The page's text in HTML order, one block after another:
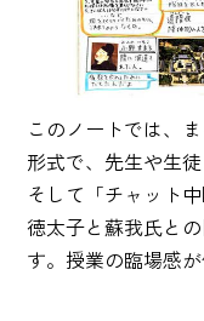
このノートでは、
形式で、先生や生
そして「チャット
徳太子と蘇我氏と
す。授業の臨場感